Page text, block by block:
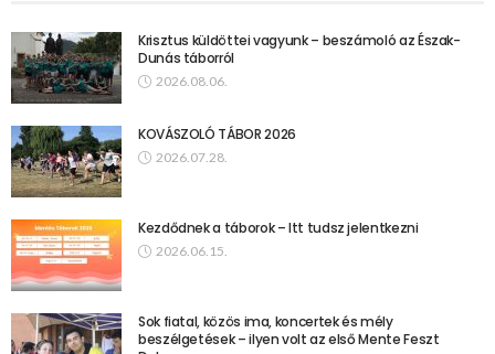
Krisztus küldöttei vagyunk – beszámoló az Észak-
Dunás táborról
2026.08.06.
KOVÁSZOLÓ TÁBOR 2026
2026.07.28.
Kezdődnek a táborok – Itt tudsz jelentkezni
2026.06.15.
Sok fiatal, közös ima, koncertek és mély
beszélgetések – ilyen volt az első Mente Feszt